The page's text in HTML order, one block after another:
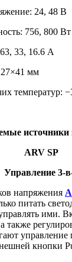
24, 48 В
756, 800 Вт
33, 16.6 А
мм
температур:
источники
ARV SP
Управление 3-
напряжения
питать
ими.
также
кнопки